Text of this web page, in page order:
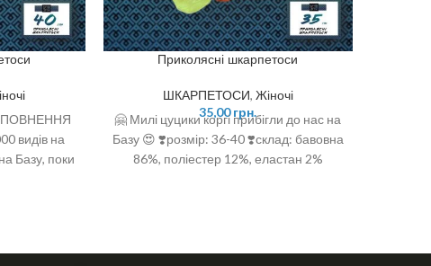
видів на
Базу, поки
Приколясні шкарпетоси
ШКАРПЕТОСИ, Жіночі
35,00грн.
🤗 Милі цуцики коргі прибігли до нас на
Базу 😍 ❣️розмір: 36-40 ❣️склад: бавовна
86%, поліестер 12%, еластан 2%